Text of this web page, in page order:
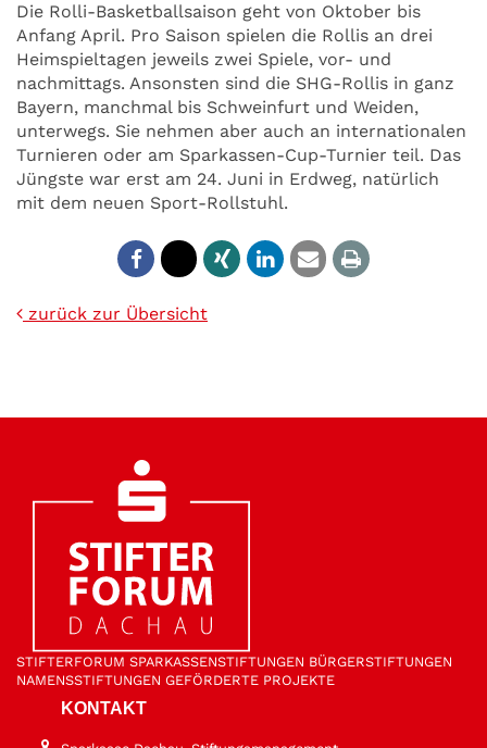
Die Rolli-Basketballsaison geht von Oktober bis
Anfang April. Pro Saison spielen die Rollis an drei
Heimspieltagen jeweils zwei Spiele, vor- und
nachmittags. Ansonsten sind die SHG-Rollis in ganz
Bayern, manchmal bis Schweinfurt und Weiden,
unterwegs. Sie nehmen aber auch an internationalen
Turnieren oder am Sparkassen-Cup-Turnier teil. Das
Jüngste war erst am 24. Juni in Erdweg, natürlich
mit dem neuen Sport-Rollstuhl.
zurück zur Übersicht
STIFTER­FORUM SPARKASSEN­STIFTUNGEN BÜRGER­STIFTUNGEN
NAMENS­STIFTUNGEN GEFÖRDERTE PROJEKTE
KONTAKT